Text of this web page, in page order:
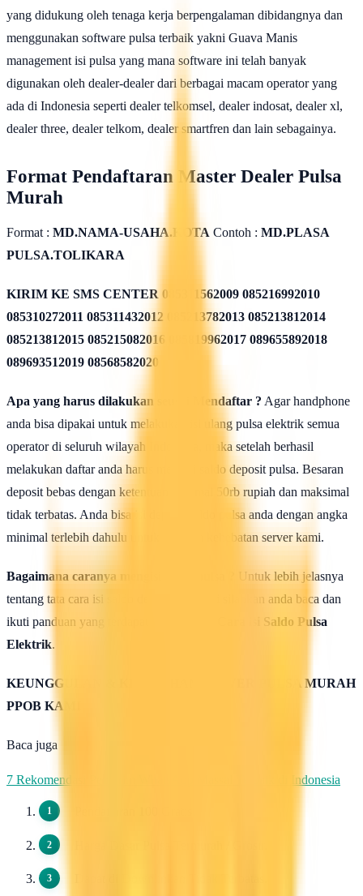
yang didukung oleh tenaga kerja berpengalaman dibidangnya dan
menggunakan software pulsa terbaik yakni Guava Manis
management isi pulsa yang mana software ini telah banyak
digunakan oleh dealer-dealer dari berbagai macam operator yang
ada di Indonesia seperti dealer telkomsel, dealer indosat, dealer xl,
dealer three, dealer telkom, dealer smartfren dan lain sebagainya.
Format Pendaftaran Master Dealer Pulsa
Murah
Format : MD.NAMA-USAHA.KOTA Contoh : MD.PLASA
PULSA.TOLIKARA
KIRIM KE SMS CENTER 085311562009 085216992010
085310272011 085311432012 085213782013 085213812014
085213812015 085215082016 085819962017 089655892018
089693512019 08568582020
Apa yang harus dilakukan seusai Mendaftar ? Agar handphone
anda bisa dipakai untuk melakukan isi ulang pulsa elektrik semua
operator di seluruh wilayah Indonesia, maka setelah berhasil
melakukan daftar anda harus mengisi saldo deposit pulsa. Besaran
deposit bebas dengan ketentuan minimal 50rb rupiah dan maksimal
tidak terbatas. Anda bisa isi deposit saldo pulsa anda dengan angka
minimal terlebih dahulu untuk uji coba kehebatan server kami.
Bagaimana caranya mengisi saldo pulsa ?
Untuk lebih jelasnya
tentang tata cara isi saldo deposit pulsa ini silahkan anda baca dan
ikuti panduan yang terdapat di halaman :
Cara isi Saldo Pulsa
Elektrik.
KEUNGGULAN & KELEBIHAN SERVER PULSA MURAH
PPOB KAMI
Baca juga
7 Rekomendasi Pengirim WhatsApp Massal Terbaik di Indonesia